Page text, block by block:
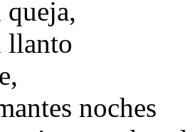
llanto
noches